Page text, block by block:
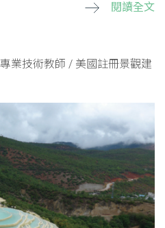
閱讀全文
業技術教師 / 美國註冊景觀建